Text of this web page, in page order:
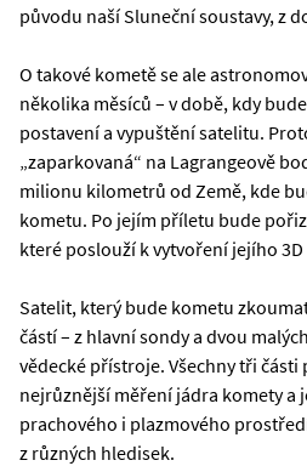
původu naší Sluneční soustavy, z
O takové kometě se ale
několika měsíců – v době, kdy
postavení a vypuštění satelitu.
„zaparkovaná“ na Lagrangeově
milionu kilometrů od Země, kde
kometu. Po jejím příletu bude
které poslouží k vytvoření jejího
Satelit, který bude kometu
částí – z hlavní sondy a dvou
vědecké přístroje. Všechny tři
nejrůznější měření jádra komety a
prachového i plazmového
z různých hledisek.